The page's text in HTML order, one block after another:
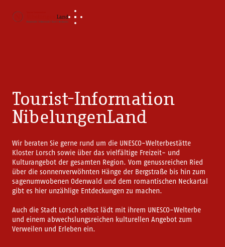
Tourist-Information
NibelungenLand
Wir beraten Sie gerne rund um die UNESCO-Welterbestätte
Kloster Lorsch sowie über das vielfältige Freizeit- und
Kulturangebot der gesamten Region. Vom genussreichen Ried
über die sonnenverwöhnten Hänge der Bergstraße bis hin zum
sagenumwobenen Odenwald und dem romantischen Neckartal
gibt es hier unzählige Entdeckungen zu machen.
Auch die Stadt Lorsch selbst lädt mit ihrem UNESCO-Welterbe
und einem abwechslungsreichen kulturellen Angebot zum
Verweilen und Erleben ein.